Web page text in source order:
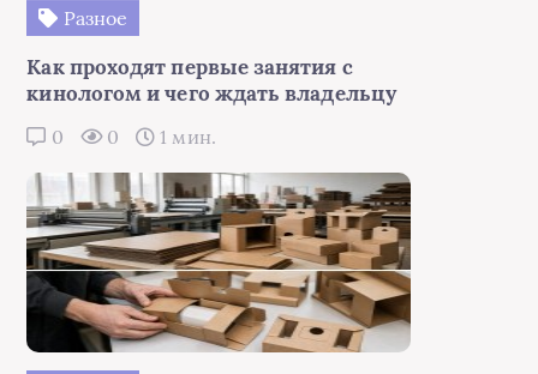
Разное
Как проходят первые занятия с
кинологом и чего ждать владельцу
0 0 1 мин.